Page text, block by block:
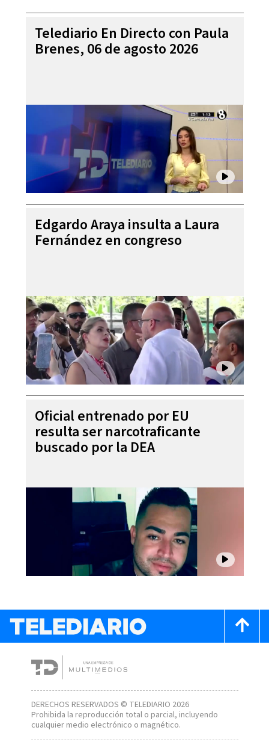
Telediario En Directo con Paula
Brenes, 06 de agosto 2026
Edgardo Araya insulta a Laura
Fernández en congreso
Oficial entrenado por EU
resulta ser narcotraficante
buscado por la DEA
DERECHOS RESERVADOS © TELEDIARIO 2026
Prohibida la reproducción total o parcial, incluyendo
cualquier medio electrónico o magnético.